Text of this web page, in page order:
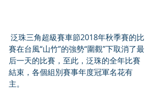
賽在台風“山竹”的強勢“圍觀”下取消了最
后一天的比賽，至此，泛珠的全年比賽
結束，各個組別賽事年度冠軍名花有
主。